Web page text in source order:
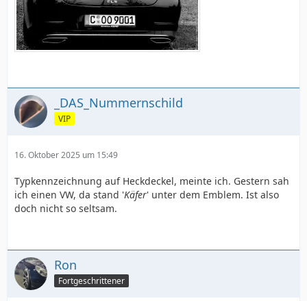
_DAS_Nummernschild
VIP
16. Oktober 2025 um 15:49
Typkennzeichnung auf Heckdeckel, meinte ich. Gestern sah
ich einen VW, da stand 'Käfer' unter dem Emblem. Ist also
doch nicht so seltsam.
Ron
Fortgeschrittener